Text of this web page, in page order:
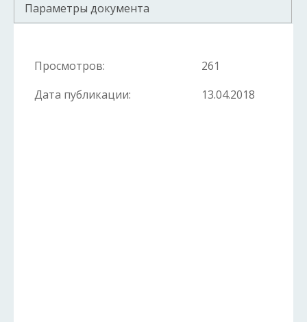
Параметры документа
Просмотров:
261
Дата публикации:
13.04.2018